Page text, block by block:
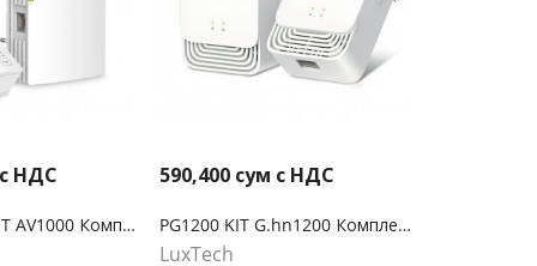
НДС
TL-WPA7817 KIT AV1000 Комплект гигабитных Powerline-адаптеров с AX1500 Wi-Fi 6
590,400 сум с НДС
PG1200 KIT G.hn1200 Комплект гигабитных Powerline-адаптеров
LuxTech